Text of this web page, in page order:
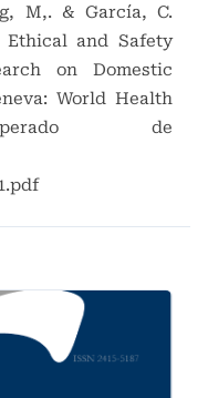
M,. & García, C.
Ethical and Safety
on Domestic
World Health
de